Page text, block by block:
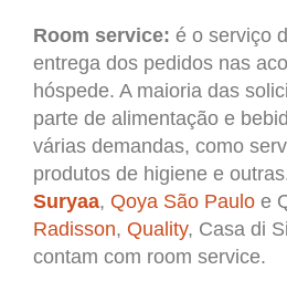
Room service: é o serviço
entrega dos pedidos nas
hóspede. A maioria das
parte de alimentação e
várias demandas, como
produtos de higiene e
Suryaa, Qoya São Paulo e
Radisson, Quality, Casa di
contam com room service.